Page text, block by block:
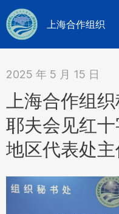
上海合作组织
2025 年 5 月 15 日
上海合作组
耶夫会见红
地区代表处